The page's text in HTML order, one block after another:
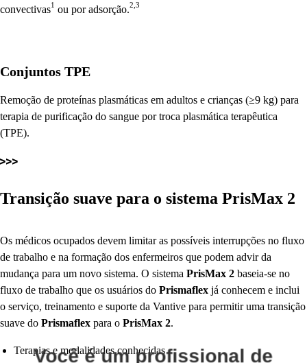
convectivas1 ou por adsorção.2,3
Conjuntos TPE
Remoção de proteínas plasmáticas em adultos e crianças (≥9 kg) para
terapia de purificação do sangue por troca plasmática terapêutica
(TPE).
Transição suave para o sistema PrisMax 2
Os médicos ocupados devem limitar as possíveis interrupções no fluxo
de trabalho e na formação dos enfermeiros que podem advir da
mudança para um novo sistema. O sistema PrisMax 2 baseia-se no
fluxo de trabalho que os usuários do Prismaflex já conhecem e inclui
o serviço, treinamento e suporte da Vantive para permitir uma transição
suave do Prismaflex para o PrisMax 2.
Terapias e modalidades conhecidas
Você é um profissional de